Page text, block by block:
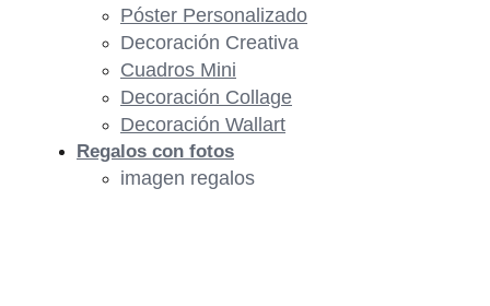
Póster Personalizado
Decoración Creativa
Cuadros Mini
Decoración Collage
Decoración Wallart
Regalos con fotos
imagen regalos